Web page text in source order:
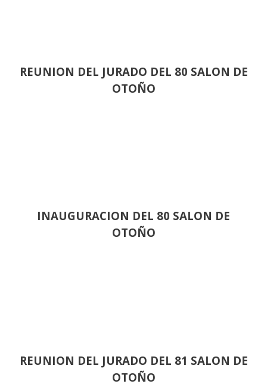
REUNION DEL JURADO DEL 80 SALON DE
OTOÑO
INAUGURACION DEL 80 SALON DE
OTOÑO
REUNION DEL JURADO DEL 81 SALON DE
OTOÑO